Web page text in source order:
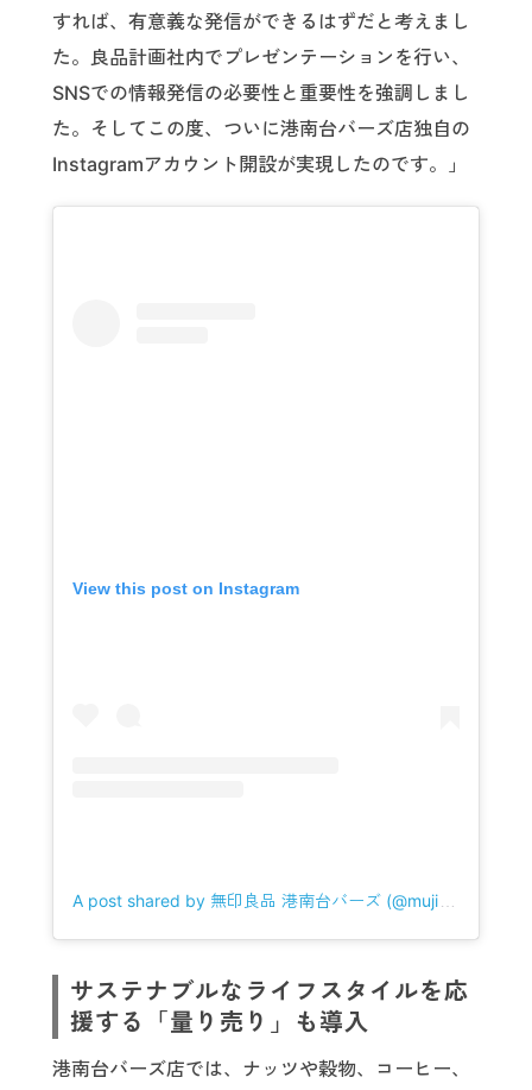
すれば、有意義な発信ができるはずだと考えまし
た。良品計画社内でプレゼンテーションを行い、
SNSでの情報発信の必要性と重要性を強調しまし
た。そしてこの度、ついに港南台バーズ店独自の
Instagramアカウント開設が実現したのです。」
View this post on Instagram
サステナブルなライフスタイルを応
援する「量り売り」も導入
港南台バーズ店では、ナッツや穀物、コーヒー、